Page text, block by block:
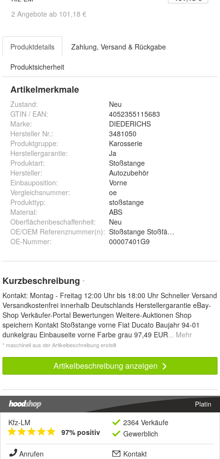
2 Angebote ab 101,18 €
Produktdetails Zahlung, Versand & Rückgabe
Produktsicherheit
Artikelmerkmale
Zustand:
Neu
GTIN / EAN:
4052355115683
Marke:
DIEDERICHS
Hersteller Nr.:
3481050
Produktgruppe:
Karosserie
Herstellergarantie:
Ja
Produktart:
Stoßstange
Hersteller:
Autozubehör
Einbauposition:
Vorne
Vergleichsnummer:
oe
Produkttyp:
stoßstange
Material:
ABS
Oberflächenbeschaffenheit:
Neu
OE/OEM Referenznummer(n): Stoßstange Stoßfänger
OE-Nummer: 00007401G9
Kurzbeschreibung *
Kontakt: Montag - Freitag 12:00 Uhr bis 18:00 Uhr Schneller Versand
Versandkostenfrei innerhalb Deutschlands Herstellergarantie eBay-
Shop Verkäufer-Portal Bewertungen Weitere-Auktionen Shop
speichern Kontakt Stoßstange vorne Fiat Ducato Baujahr 94-01
dunkelgrau Einbauseite vorne Farbe grau 97,49 EUR... Mehr
* maschinell aus der Artikelbeschreibung erstellt
Artikelbeschreibung anzeigen
Platin
Kfz-LM
97% positiv
2364 Verkäufe
Gewerblich
Anrufen
Kontakt